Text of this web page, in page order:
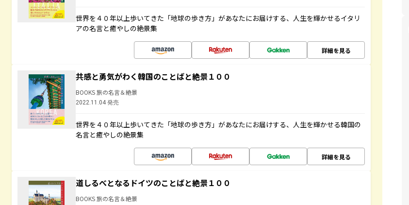
世界を４０年以上歩いてきた「地球の歩き方」があなたにお届けする、人生を輝かせるイタリ
アの名言と癒やしの絶景集
詳細を見る
共感と勇気がわく韓国のことばと絶景１００
BOOKS 旅の名言＆絶景
2022.11.04 発売
世界を４０年以上歩いてきた「地球の歩き方」があなたにお届けする、人生を輝かせる韓国の
名言と癒やしの絶景集
詳細を見る
道しるべとなるドイツのことばと絶景１００
BOOKS 旅の名言＆絶景